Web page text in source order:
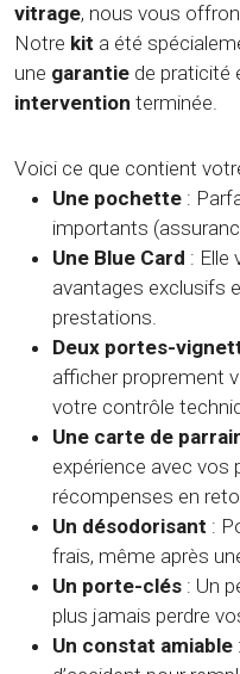
vitrage, nous vous
Notre kit a été
une garantie de praticité
intervention terminée.
Voici ce que contient
Une pochette :
importants
Une Blue Card : Elle
avantages exclusifs
prestations.
Deux portes-
afficher proprement
votre contrôle
Une carte de
expérience avec vos
récompenses en
Un désodorisant :
frais, même après
Un porte-clés : Un
plus jamais perdre
Un constat amiable